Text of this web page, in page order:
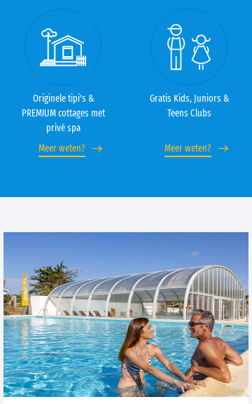
Originele tipi's &
PREMIUM cottages met
privé spa
Meer weten?
Gratis Kids, Juniors &
Teens Clubs
Meer weten?